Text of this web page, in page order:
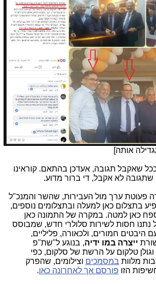
אותה]
שאקבל תגובה, אעדכן בהתאם. קוראינו
שתגובה לא אקבל, די ברור מדוע.
פעוטת ערך מול העבירות, שהשר והמנכ"ל
בתצלום כאן למעלה ובתצלומים נוספים,
כאן למטה. במקרה של התמונה כאן
נתנו חסות לשירות סלולרי חדש, שמבוסס
היבטים חמורים, ולכאורה, פליליים,
ייצרה במו ידיה, בנוגע ל"שת"פ
האנטנות" של We4G וגולן טלקום על הרשת של סלקום, כפי
מלוות במסמכים וצילומים, שהפרק
הזו פורסם אך לאחרונה כאן.